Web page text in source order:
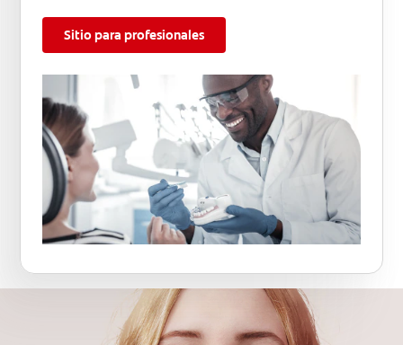
Sitio para profesionales